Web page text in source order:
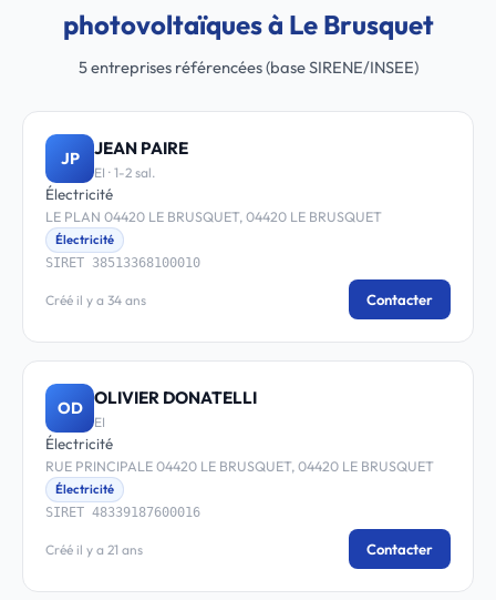
photovoltaïques à Le Brusquet
5 entreprises référencées (base SIRENE/INSEE)
JP JEAN PAIRE
EI · 1-2 sal.
Électricité
LE PLAN 04420 LE BRUSQUET, 04420 LE BRUSQUET
Électricité
SIRET 38513368100010
Créé il y a 34 ans Contacter
OD OLIVIER DONATELLI
EI
Électricité
RUE PRINCIPALE 04420 LE BRUSQUET, 04420 LE BRUSQUET
Électricité
SIRET 48339187600016
Créé il y a 21 ans Contacter